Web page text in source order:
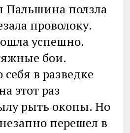
Пальшина ползла
проволоку.
успешно.
бои.
в разведке
этот раз
рыть окопы. Но
перешел в